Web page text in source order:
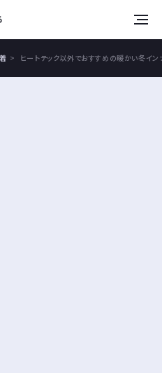
ヒートテック以外でおすすめの暖かい冬イン